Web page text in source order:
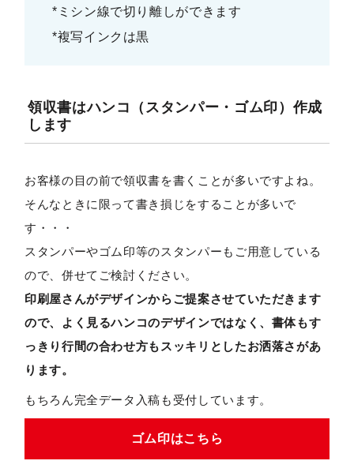
*ミシン線で切り離しができます
*複写インクは黒
領収書はハンコ（スタンパー・ゴム印）作成
します
お客様の目の前で領収書を書くことが多いですよね。
そんなときに限って書き損じをすることが多いで
す・・・
スタンパーやゴム印等のスタンパーもご用意している
ので、併せてご検討ください。
印刷屋さんがデザインからご提案させていただきます
ので、よく見るハンコのデザインではなく、書体もす
っきり行間の合わせ方もスッキリとしたお洒落さがあ
ります。
もちろん完全データ入稿も受付しています。
ゴム印はこちら